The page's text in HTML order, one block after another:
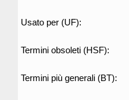
Usato per (UF):
Termini obsoleti (HSF):
Termini più generali (BT):